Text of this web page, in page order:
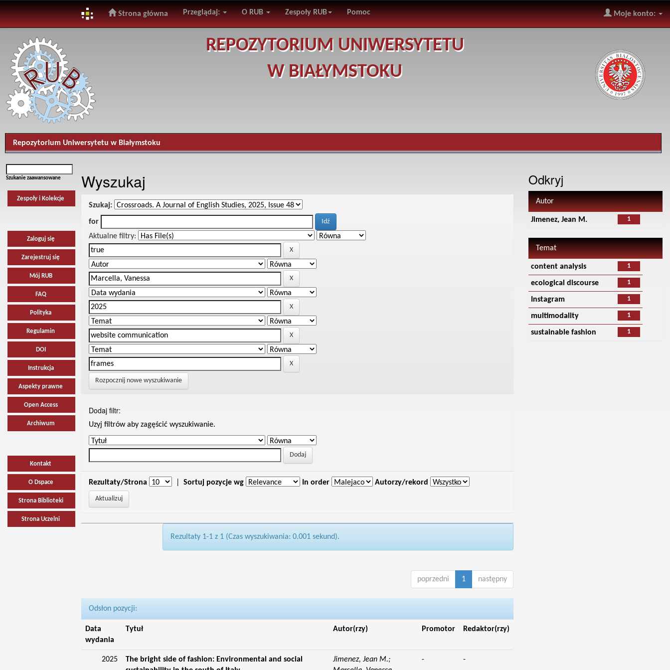
navigation
Strona główna Przeglądaj: O RUB Zespoły RUB Pomoc Moje konto:
REPOZYTORIUM UNIWERSYTETU
W BIAŁYMSTOKU
Repozytorium Uniwersytetu w Białymstoku
Szukanie zaawansowane
Zespoły i Kolekcje
Zaloguj się
Zarejestruj się
Mój RUB
FAQ
Polityka
Regulamin
DOI
Instrukcja
Aspekty prawne
Open Access
Archiwum
Kontakt
O Dspace
Strona Biblioteki
Strona Uczelni
Wyszukaj
Szukaj:
for
Aktualne filtry:
Rozpocznij nowe wyszukiwanie
Dodaj filtr:
Uzyj filtrów aby zagęścić wyszukiwanie.
Rezultaty/Strona Sortuj pozycje wg In order Autorzy/rekord
Rezultaty 1-1 z 1 (Czas wyszukiwania: 0.001 sekund).
poprzedni 1 następny
Odsłon pozycji:
Data
wydania
Tytuł Autor(rzy) Promotor Redaktor(rzy)
2025
The bright side of fashion: Environmental and social
Jimenez, Jean M.;
- -
Odkryj
Autor
1
Jimenez, Jean M.
Temat
1
content analysis
1
ecological discourse
1
Instagram
1
multimodality
1
sustainable fashion